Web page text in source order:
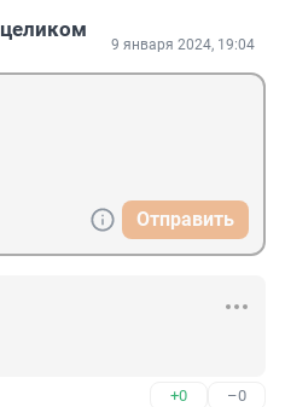
9 января 2024, 19:04
Отправить
+0 –0